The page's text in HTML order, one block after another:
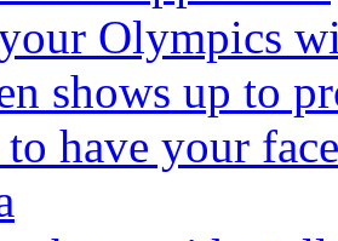
Olympics
shows up to
to have your